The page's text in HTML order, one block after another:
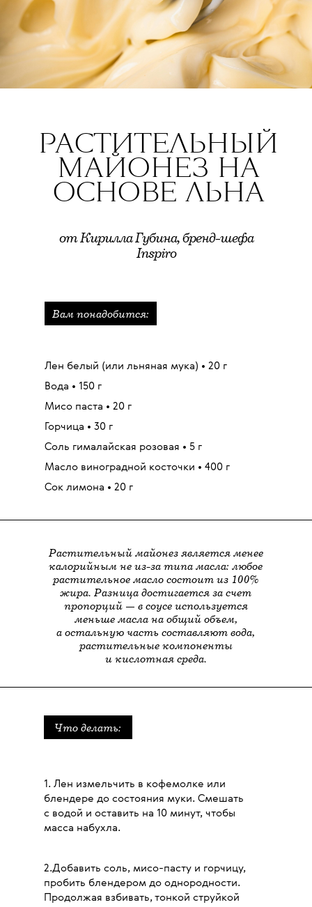
РАСТИТЕЛЬНЫЙ
МАЙОНЕЗ НА
ОСНОВЕ ЛЬНА
от Кирилла Губина, бренд-шефа
Inspiro
Вам понадобится:
Лен белый (или льняная мука) • 20 г
Вода • 150 г
Мисо паста • 20 г
Горчица • 30 г
Соль гималайская розовая • 5 г
Масло виноградной косточки • 400 г
Сок лимона • 20 г
Растительный майонез является менее
калорийным не из-за типа масла: любое
растительное масло состоит из 100%
жира. Разница достигается за счет
пропорций — в соусе используется
меньше масла на общий объем,
а остальную часть составляют вода,
растительные компоненты
и кислотная среда.
Что делать:
1. Лен измельчить в кофемолке или
блендере до состояния муки. Смешать
с водой и оставить на 10 минут, чтобы
масса набухла.
2.Добавить соль, мисо-пасту и горчицу,
пробить блендером до однородности.
Продолжая взбивать, тонкой струйкой